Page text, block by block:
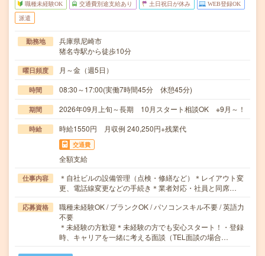
職種未経験OK 交通費別途支給あり 土日祝日が休み WEB登録OK
派遣
勤務地
兵庫県尼崎市
猪名寺駅から徒歩10分
曜日頻度 月～金（週5日）
時間 08:30～17:00(実働7時間45分 休憩45分)
期間 2026年09月上旬～長期 10月スタート相談OK ※9月～！
時給 時給1550円 月収例 240,250円+残業代
交通費
全額支給
仕事内容
＊自社ビルの設備管理（点検・修繕など）＊レイアウト変
更、電話線変更などの手続き＊業者対応・社員と同席…
応募資格
職種未経験OK / ブランクOK / パソコンスキル不要 / 英語力
不要
＊未経験の方歓迎＊未経験の方でも安心スタート！・登録
時、キャリアを一緒に考える面談（TEL面談の場合…